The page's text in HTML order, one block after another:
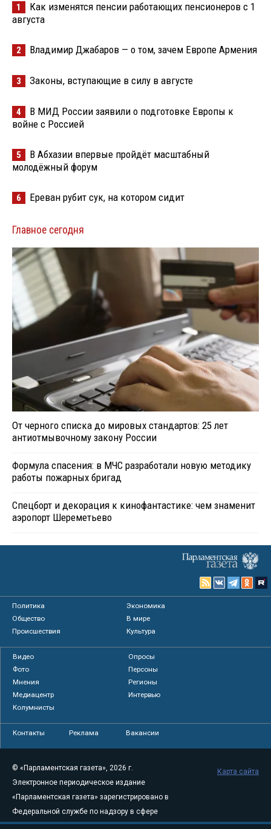
1
Как изменятся пенсии работающих пенсионеров с 1
августа
2 Владимир Джабаров — о том, зачем Европе Армения
3 Законы, вступающие в силу в августе
4
В МИД России заявили о подготовке Европы к
войне с Россией
5
В Абхазии впервые пройдёт масштабный
молодёжный форум
6 Ереван рубит сук, на котором сидит
Главное сегодня
От черного списка до мировых стандартов: 25 лет
антиотмывочному закону России
Формула спасения: в МЧС разработали новую методику
работы пожарных бригад
Спецборт и декорация к кинофантастике: чем знаменит
аэропорт Шереметьево
Политика
Экономика
Общество
В мире
Происшествия
Культура
Видео
Опросы
Фото
Персоны
Мнения
Регионы
Медиацентр
Интервью
Колумнисты
Контакты Реклама Вакансии
© «Парламентская газета», 2026 г.
Электронное периодическое издание
«Парламентская газета» зарегистрировано в
Федеральной службе по надзору в сфере
связи, информационных технологий и
Карта сайта